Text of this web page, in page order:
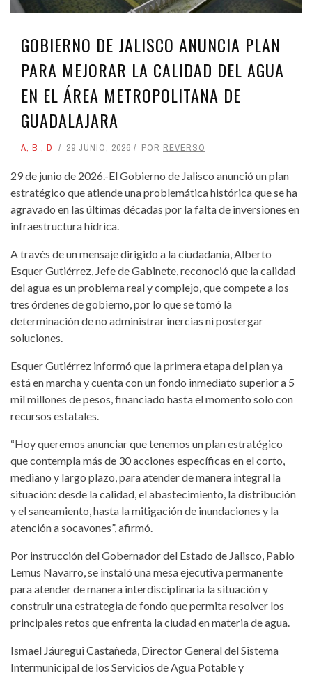
GOBIERNO DE JALISCO ANUNCIA PLAN
PARA MEJORAR LA CALIDAD DEL AGUA
EN EL ÁREA METROPOLITANA DE
GUADALAJARA
A, B , D 29 JUNIO, 2026 POR REVERSO
29 de junio de 2026.-El Gobierno de Jalisco anunció un plan
estratégico que atiende una problemática histórica que se ha
agravado en las últimas décadas por la falta de inversiones en
infraestructura hídrica.
A través de un mensaje dirigido a la ciudadanía, Alberto
Esquer Gutiérrez, Jefe de Gabinete, reconoció que la calidad
del agua es un problema real y complejo, que compete a los
tres órdenes de gobierno, por lo que se tomó la
determinación de no administrar inercias ni postergar
soluciones.
Esquer Gutiérrez informó que la primera etapa del plan ya
está en marcha y cuenta con un fondo inmediato superior a 5
mil millones de pesos, financiado hasta el momento solo con
recursos estatales.
“Hoy queremos anunciar que tenemos un plan estratégico
que contempla más de 30 acciones específicas en el corto,
mediano y largo plazo, para atender de manera integral la
situación: desde la calidad, el abastecimiento, la distribución
y el saneamiento, hasta la mitigación de inundaciones y la
atención a socavones”, afirmó.
Por instrucción del Gobernador del Estado de Jalisco, Pablo
Lemus Navarro, se instaló una mesa ejecutiva permanente
para atender de manera interdisciplinaria la situación y
construir una estrategia de fondo que permita resolver los
principales retos que enfrenta la ciudad en materia de agua.
Ismael Jáuregui Castañeda, Director General del Sistema
Intermunicipal de los Servicios de Agua Potable y